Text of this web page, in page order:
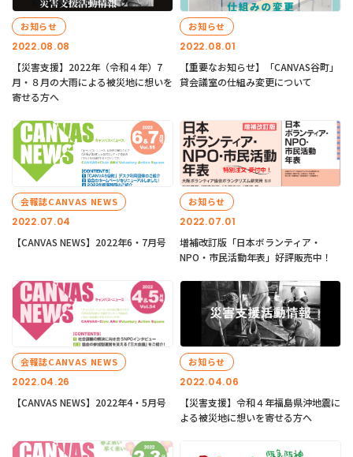
2022.08.08
お知らせ
【災害支援】2022年（令和４年）7
月・８月の大雨による被災地に想いを
寄せる方へ
2022.08.01
お知らせ
【重要なお知らせ】「CANVAS谷町」
貸会議室の仕組み変更について
2022.07.04
会報誌CANVAS NEWS
【CANVAS NEWS】2022年6・7月号
2022.07.01
お知らせ
増補改訂版「日本ボランティア・
NPO・市民活動年表」好評販売中！
2022.04.26
会報誌CANVAS NEWS
【CANVAS NEWS】2022年4・5月号
2022.04.06
お知らせ
【災害支援】令和４年福島県沖地震に
よる被災地に想いを寄せる方へ